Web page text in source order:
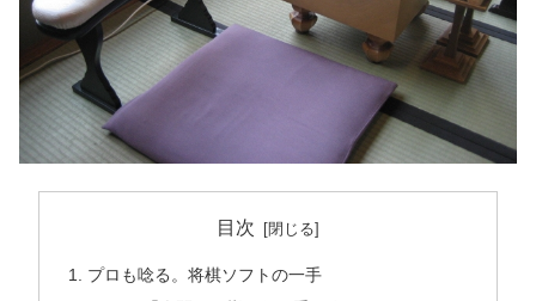
目次
プロも唸る。将棋ソフトの一手